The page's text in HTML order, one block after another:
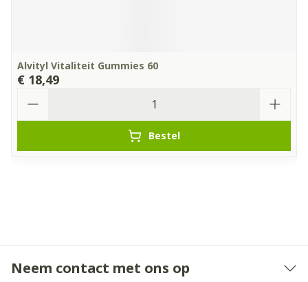
Alvityl Vitaliteit Gummies 60
€ 18,49
Bestel
Neem contact met ons op